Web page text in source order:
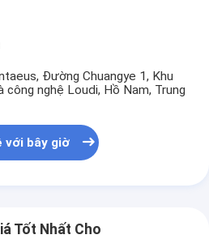
Đường Chuangye 1, Khu
công nghệ Loudi, Hồ Nam, Trung
với bây giờ
Tốt Nhất Cho